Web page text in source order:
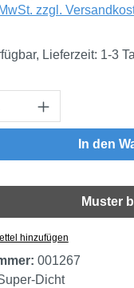
zzgl.
Lieferzeit: 1-3
Anzahl: Gib
In den
Muster
hinzufügen
001267
Dicht